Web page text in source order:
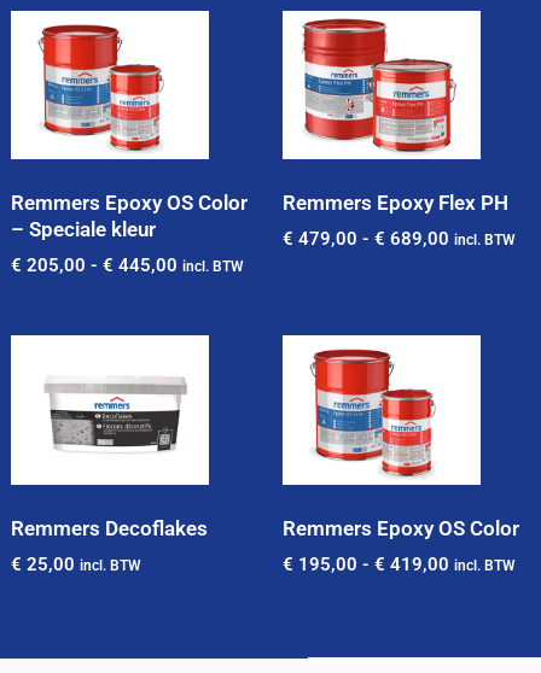
Remmers Epoxy OS Color
– Speciale kleur
€ 205,00 - € 445,00 incl. BTW
Remmers Epoxy Flex PH
€ 479,00 - € 689,00 incl. BTW
Remmers Decoflakes
€ 25,00 incl. BTW
Remmers Epoxy OS Color
€ 195,00 - € 419,00 incl. BTW